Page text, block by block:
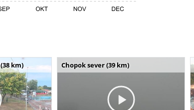
km) Chopok sever (39 km)